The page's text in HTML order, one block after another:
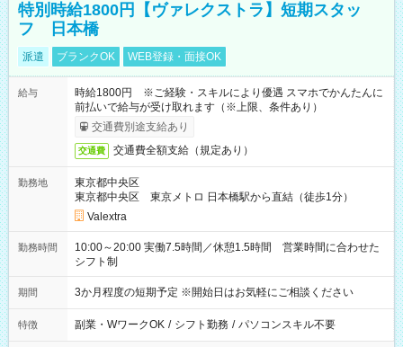
特別時給1800円【ヴァレクストラ】短期スタッ
フ 日本橋
派遣 ブランクOK WEB登録・面接OK
給与
時給1800円 ※ご経験・スキルにより優遇 スマホでかんたんに
前払いで給与が受け取れます（※上限、条件あり）
交通費別途支給あり
交通費 交通費全額支給（規定あり）
勤務地
東京都中央区
東京都中央区 東京メトロ 日本橋駅から直結（徒歩1分）
Valextra
勤務時間
10:00～20:00 実働7.5時間／休憩1.5時間 営業時間に合わせた
シフト制
期間 3か月程度の短期予定 ※開始日はお気軽にご相談ください
特徴 副業・WワークOK / シフト勤務 / パソコンスキル不要